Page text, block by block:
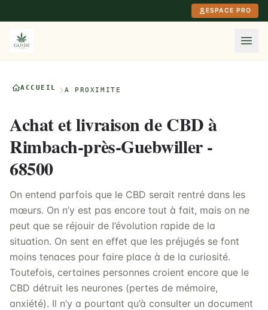
ESPACE PRO
ACCUEIL À PROXIMITÉ
Achat et livraison de CBD à
Rimbach-près-Guebwiller -
68500
On entend parfois que le CBD serait rentré dans les
mœurs. On n’y est pas encore tout à fait, mais on ne
peut que se réjouir de l’évolution rapide de la
situation. On sent en effet que les préjugés se font
moins tenaces pour faire place à de la curiosité.
Toutefois, certaines personnes croient encore que le
CBD détruit les neurones (pertes de mémoire,
anxiété). Il n’y a pourtant qu’à consulter un document